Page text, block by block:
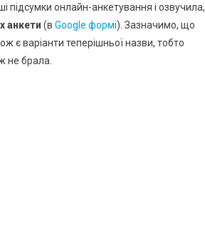
підсумки онлайн-анкетування і озвучила,
анкети (в Google формі). Зазначимо, що
є варіанти теперішньої назви, тобто
не брала.